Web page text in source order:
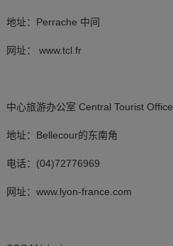
地址：Perrache 中间
网址： www.tcl.fr
中心旅游办公室 Central Tourist Office
地址：Bellecour的东南角
电话：(04)72776969
网址：www.lyon-france.com